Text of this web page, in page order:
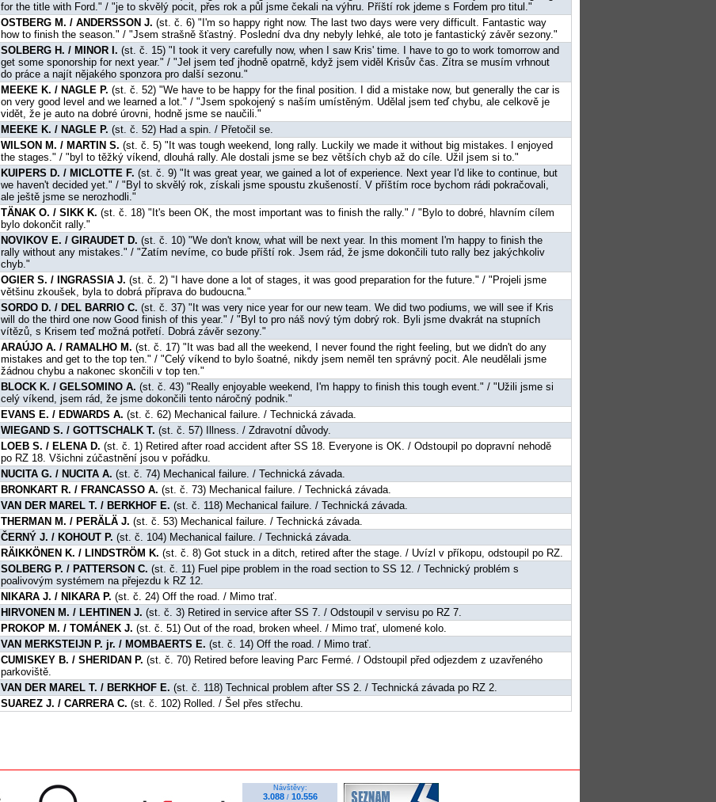
for the title with Ford." / "je to skvělý pocit, přes rok a půl jsme čekali na výhru. Příští rok jdeme s Fordem pro titul."
OSTBERG M. / ANDERSSON J. (st. č. 6) "I'm so happy right now. The last two days were very difficult. Fantastic way
how to finish the season." / "Jsem strašně šťastný. Poslední dva dny nebyly lehké, ale toto je fantastický závěr sezony."
SOLBERG H. / MINOR I. (st. č. 15) "I took it very carefully now, when I saw Kris' time. I have to go to work tomorrow and
get some sponorship for next year." / "Jel jsem teď jhodně opatrně, když jsem viděl Krisův čas. Zítra se musím vrhnout
do práce a najít nějakého sponzora pro další sezonu."
MEEKE K. / NAGLE P. (st. č. 52) "We have to be happy for the final position. I did a mistake now, but generally the car is
on very good level and we learned a lot." / "Jsem spokojený s naším umístěným. Udělal jsem teď chybu, ale celkově je
vidět, že je auto na dobré úrovni, hodně jsme se naučili."
MEEKE K. / NAGLE P. (st. č. 52) Had a spin. / Přetočil se.
WILSON M. / MARTIN S. (st. č. 5) "It was tough weekend, long rally. Luckily we made it without big mistakes. I enjoyed
the stages." / "byl to těžký víkend, dlouhá rally. Ale dostali jsme se bez větších chyb až do cíle. Užil jsem si to."
KUIPERS D. / MICLOTTE F. (st. č. 9) "It was great year, we gained a lot of experience. Next year I'd like to continue, but
we haven't decided yet." / "Byl to skvělý rok, získali jsme spoustu zkušeností. V příštím roce bychom rádi pokračovali,
ale ještě jsme se nerozhodli."
TÄNAK O. / SIKK K. (st. č. 18) "It's been OK, the most important was to finish the rally." / "Bylo to dobré, hlavním cílem
bylo dokončit rally."
NOVIKOV E. / GIRAUDET D. (st. č. 10) "We don't know, what will be next year. In this moment I'm happy to finish the
rally without any mistakes." / "Zatím nevíme, co bude příští rok. Jsem rád, že jsme dokončili tuto rally bez jakýchkoliv
chyb."
OGIER S. / INGRASSIA J. (st. č. 2) "I have done a lot of stages, it was good preparation for the future." / "Projeli jsme
většinu zkoušek, byla to dobrá příprava do budoucna."
SORDO D. / DEL BARRIO C. (st. č. 37) "It was very nice year for our new team. We did two podiums, we will see if Kris
will do the third one now Good finish of this year." / "Byl to pro náš nový tým dobrý rok. Byli jsme dvakrát na stupních
vítězů, s Krisem teď možná potřetí. Dobrá závěr sezony."
ARAÚJO A. / RAMALHO M. (st. č. 17) "It was bad all the weekend, I never found the right feeling, but we didn't do any
mistakes and get to the top ten." / "Celý víkend to bylo šoatné, nikdy jsem neměl ten správný pocit. Ale neudělali jsme
žádnou chybu a nakonec skončili v top ten."
BLOCK K. / GELSOMINO A. (st. č. 43) "Really enjoyable weekend, I'm happy to finish this tough event." / "Užili jsme si
celý víkend, jsem rád, že jsme dokončili tento náročný podnik."
EVANS E. / EDWARDS A. (st. č. 62) Mechanical failure. / Technická závada.
WIEGAND S. / GOTTSCHALK T. (st. č. 57) Illness. / Zdravotní důvody.
LOEB S. / ELENA D. (st. č. 1) Retired after road accident after SS 18. Everyone is OK. / Odstoupil po dopravní nehodě
po RZ 18. Všichni zúčastnění jsou v pořádku.
NUCITA G. / NUCITA A. (st. č. 74) Mechanical failure. / Technická závada.
BRONKART R. / FRANCASSO A. (st. č. 73) Mechanical failure. / Technická závada.
VAN DER MAREL T. / BERKHOF E. (st. č. 118) Mechanical failure. / Technická závada.
THERMAN M. / PERÄLÄ J. (st. č. 53) Mechanical failure. / Technická závada.
ČERNÝ J. / KOHOUT P. (st. č. 104) Mechanical failure. / Technická závada.
RÄIKKÖNEN K. / LINDSTRÖM K. (st. č. 8) Got stuck in a ditch, retired after the stage. / Uvízl v příkopu, odstoupil po RZ.
SOLBERG P. / PATTERSON C. (st. č. 11) Fuel pipe problem in the road section to SS 12. / Technický problém s
poalivovým systémem na přejezdu k RZ 12.
NIKARA J. / NIKARA P. (st. č. 24) Off the road. / Mimo trať.
HIRVONEN M. / LEHTINEN J. (st. č. 3) Retired in service after SS 7. / Odstoupil v servisu po RZ 7.
PROKOP M. / TOMÁNEK J. (st. č. 51) Out of the road, broken wheel. / Mimo trať, ulomené kolo.
VAN MERKSTEIJN P. jr. / MOMBAERTS E. (st. č. 14) Off the road. / Mimo trať.
CUMISKEY B. / SHERIDAN P. (st. č. 70) Retired before leaving Parc Fermé. / Odstoupil před odjezdem z uzavřeného
parkoviště.
VAN DER MAREL T. / BERKHOF E. (st. č. 118) Technical problem after SS 2. / Technická závada po RZ 2.
SUAREZ J. / CARRERA C. (st. č. 102) Rolled. / Šel přes střechu.
Návštěvy:
3.088/ 10.556